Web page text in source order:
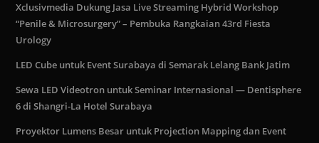
Xclusivmedia Dukung Jasa Live Streaming Hybrid Workshop
“Penile & Microsurgery” – Pembuka Rangkaian 43rd Fiesta
Urology
LED Cube untuk Event Surabaya di Semarak Lelang Bank Jatim
Sewa LED Videotron untuk Seminar Internasional — Dentisphere
6 di Shangri-La Hotel Surabaya
Proyektor Lumens Besar untuk Projection Mapping dan Event